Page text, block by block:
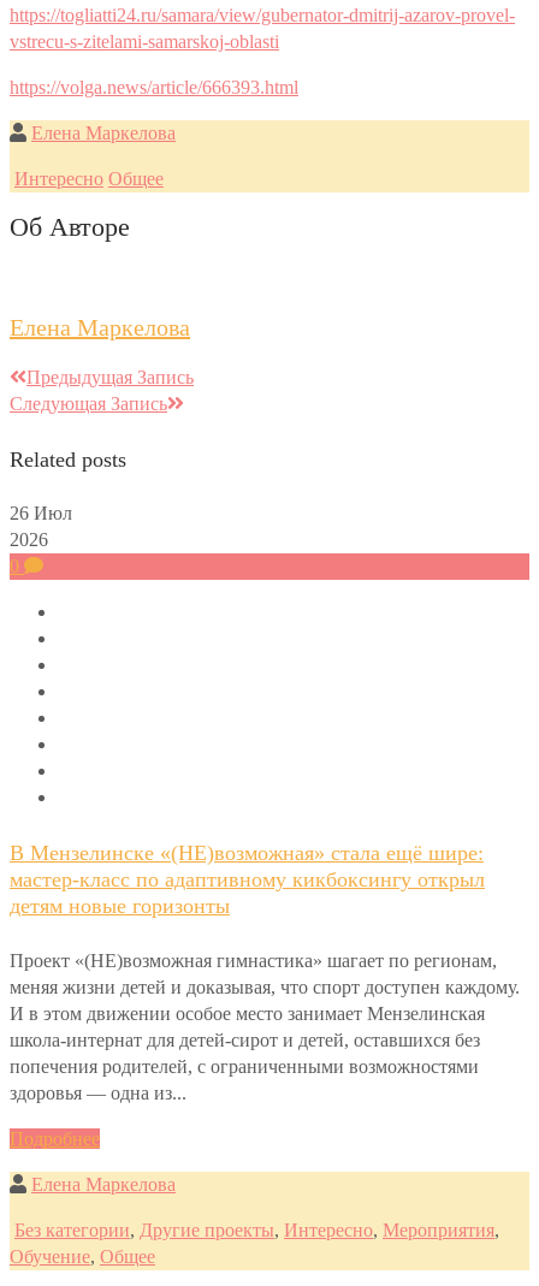
https://togliatti24.ru/samara/view/gubernator-dmitrij-azarov-provel-
vstrecu-s-zitelami-samarskoj-oblasti
https://volga.news/article/666393.html
Елена Маркелова
Интересно Общее
Об Авторе
Елена Маркелова
Предыдущая Запись
Следующая Запись
Related posts
26 Июл
2026
0
В Мензелинске «(НЕ)возможная» стала ещё шире:
мастер-класс по адаптивному кикбоксингу открыл
детям новые горизонты
Проект «(НЕ)возможная гимнастика» шагает по регионам,
меняя жизни детей и доказывая, что спорт доступен каждому.
И в этом движении особое место занимает Мензелинская
школа-интернат для детей-сирот и детей, оставшихся без
попечения родителей, с ограниченными возможностями
здоровья — одна из...
Подробнее
Елена Маркелова
Без категории, Другие проекты, Интересно, Мероприятия,
Обучение, Общее